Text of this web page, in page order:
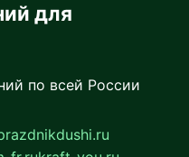
для
по всей России